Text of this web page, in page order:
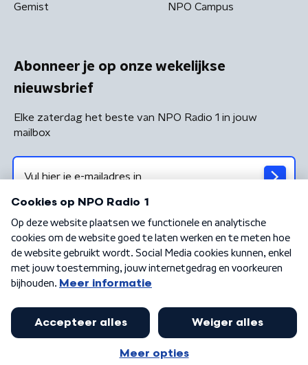
Gemist NPO Campus
Abonneer je op onze wekelijkse
nieuwsbrief
Elke zaterdag het beste van NPO Radio 1 in jouw
mailbox
Algemene voorwaarden